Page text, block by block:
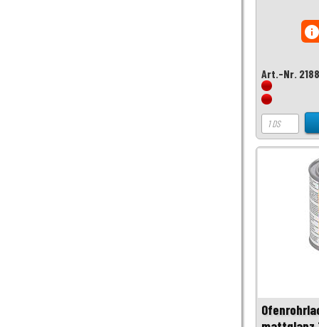
Art.-Nr.